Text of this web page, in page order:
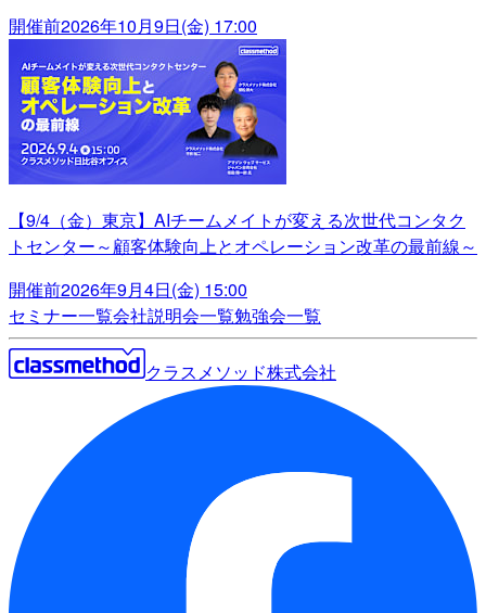
開催前2026年10月9日(金) 17:00
【9/4（金）東京】AIチームメイトが変える次世代コンタク
トセンター～顧客体験向上とオペレーション改革の最前線～
開催前2026年9月4日(金) 15:00
セミナー一覧会社説明会一覧勉強会一覧
クラスメソッド株式会社